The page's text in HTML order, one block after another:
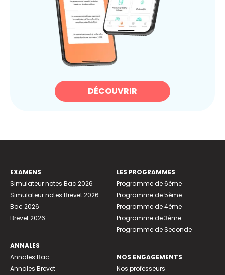
DÉCOUVRIR
EXAMENS
Simulateur notes Bac 2026
Simulateur notes Brevet 2026
Bac 2026
Brevet 2026
ANNALES
Annales Bac
Annales Brevet
LES PROGRAMMES
Programme de 6ème
Programme de 5ème
Programme de 4ème
Programme de 3ème
Programme de Seconde
NOS ENGAGEMENTS
Nos professeurs